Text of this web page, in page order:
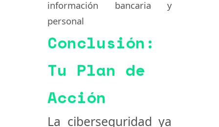
información bancaria y
personal
Conclusión:
Tu Plan de
Acción
La ciberseguridad ya